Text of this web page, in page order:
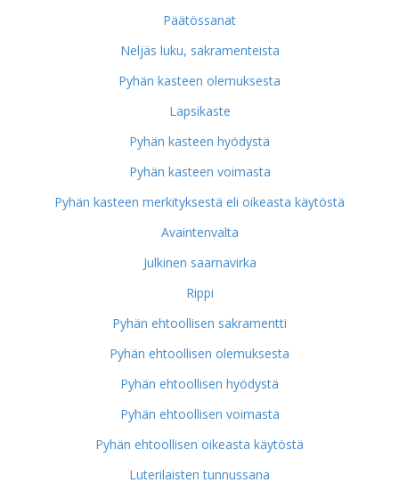
Päätössanat
Neljäs luku, sakramenteista
Pyhän kasteen olemuksesta
Lapsikaste
Pyhän kasteen hyödystä
Pyhän kasteen voimasta
Pyhän kasteen merkityksestä eli oikeasta käytöstä
Avaintenvalta
Julkinen saarnavirka
Rippi
Pyhän ehtoollisen sakramentti
Pyhän ehtoollisen olemuksesta
Pyhän ehtoollisen hyödystä
Pyhän ehtoollisen voimasta
Pyhän ehtoollisen oikeasta käytöstä
Luterilaisten tunnussana